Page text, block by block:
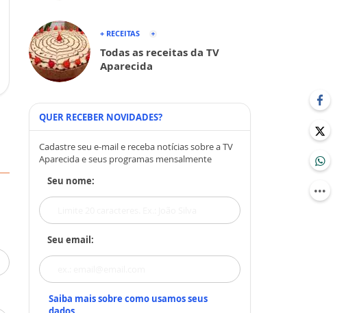
+ RECEITAS
Todas as receitas da TV
Aparecida
QUER RECEBER NOVIDADES?
Cadastre seu e-mail e receba notícias sobre a TV
Aparecida e seus programas mensalmente
Seu nome:
Seu email:
Saiba mais sobre como usamos seus